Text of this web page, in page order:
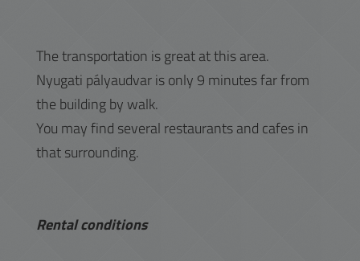
The transportation is great at this area.
Nyugati pályaudvar is only 9 minutes far from
the building by walk.
You may find several restaurants and cafes in
that surrounding.
Rental conditions